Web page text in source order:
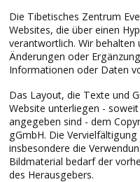
Die Tibetisches Zentrum
Websites, die über einen
verantwortlich. Wir
Änderungen oder
Informationen oder Daten
Das Layout, die Texte und
Website unterliegen -
angegeben sind - dem
gGmbH. Die
insbesondere die
Bildmaterial bedarf der
des Herausgebers.